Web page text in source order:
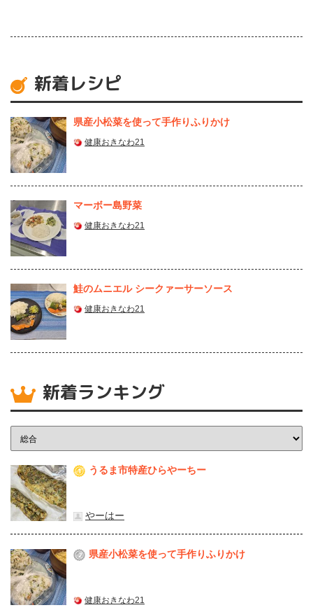
新着レシピ
県産⼩松菜を使って⼿作りふりかけ
健康おきなわ21
マーボー島野菜
健康おきなわ21
鮭のムニエル シークァーサーソース
健康おきなわ21
新着ランキング
1 うるま市特産ひらやーちー
やーはー
2 県産⼩松菜を使って⼿作りふりかけ
健康おきなわ21